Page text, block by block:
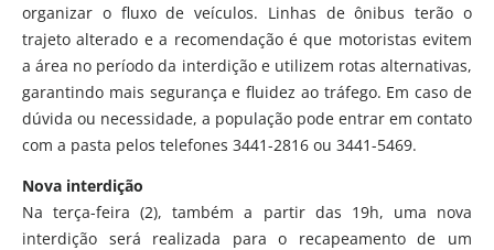
organizar o fluxo de veículos. Linhas de ônibus terão o
trajeto alterado e a recomendação é que motoristas evitem
a área no período da interdição e utilizem rotas alternativas,
garantindo mais segurança e fluidez ao tráfego. Em caso de
dúvida ou necessidade, a população pode entrar em contato
com a pasta pelos telefones 3441-2816 ou 3441-5469.
Nova interdição
Na terça-feira (2), também a partir das 19h, uma nova
interdição será realizada para o recapeamento de um